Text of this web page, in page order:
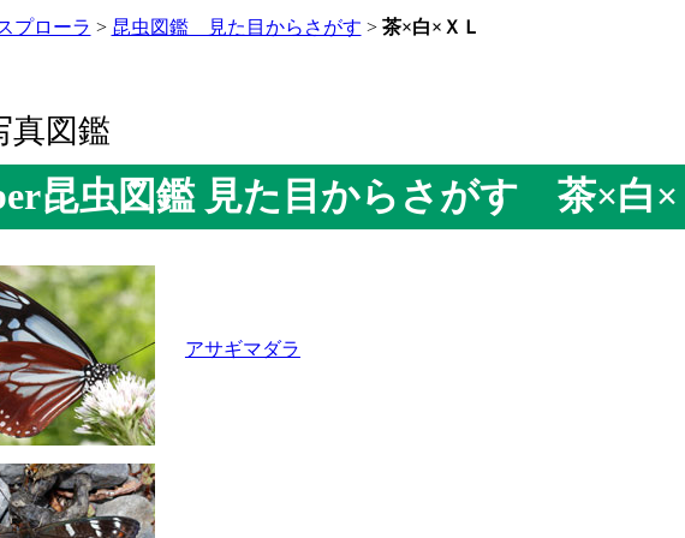
プローラ > 昆虫図鑑 見た目からさがす > 茶×白×ＸＬ
真図鑑
昆虫図鑑 見た目からさがす 茶×白×
アサギマダラ